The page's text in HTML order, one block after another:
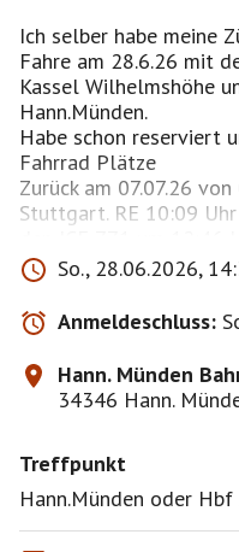
Ich selber habe meine
Fahre am 28.6.26 mit
Kassel Wilhelmshöhe
Hann.Münden.
Habe schon reserviert
Fahrrad Plätze
Zurück am 07.07.26
Stuttgart. RE 10:09
den ICE 771 um
Habe den Zug auch
noch 3/4 freie Fahrrad
Fahrräder sind im ICE
Tgl. sportliche 60-80
Besichtigung.
Trotzdem müssen wir
Ohne Gepäcktransport!
Die Planung der
Weserradweg habe ich
So., 28.06.2026,
Anmeldeschluss:
Hann. Münden
34346 Hann.
Treffpunkt
Hann.Münden oder